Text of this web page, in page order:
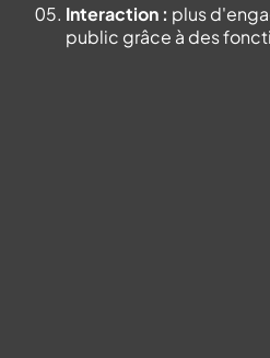
Interaction : plus
public grâce à des